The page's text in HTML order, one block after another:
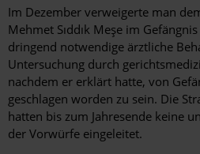
Im Dezember verweigerte man
Mehmet Sıddık Meşe im
dringend notwendige ärztliche
Untersuchung durch
nachdem er erklärt hatte, von
geschlagen worden zu sein. Die
hatten bis zum Jahresende keine
der Vorwürfe eingeleitet.